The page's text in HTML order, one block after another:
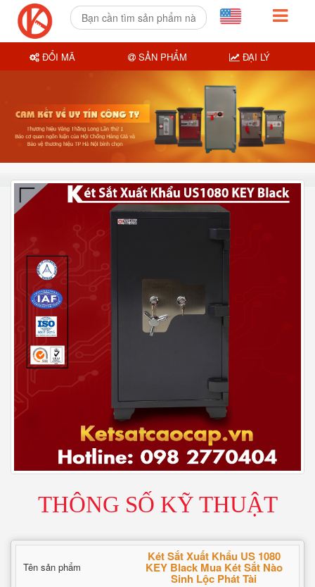
THÔNG SỐ KỸ THUẬT
Tên sản phẩm
Két Sắt Xuất Khẩu US 1080
KEY Black Mua Két Sắt Nào
Sinh Lộc Phát Tài
ĐỔI MÃ SẢN PHẨM ĐẠI LÝ